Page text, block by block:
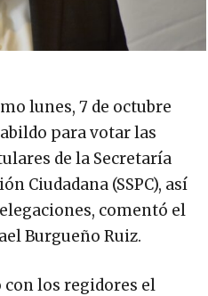
lunes, 7 de octubre
para votar las
de la Secretaría
Ciudadana (SSPC), así
comentó el
Burgueño Ruiz.
con los regidores el